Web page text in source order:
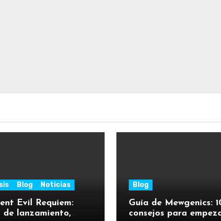
Blog Noticias
Evil Requiem:
de lanzamiento,
Blog
Guía de Mewgenics:
consejos para